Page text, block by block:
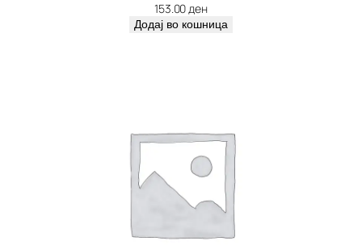
153.00ден
Додај во кошница